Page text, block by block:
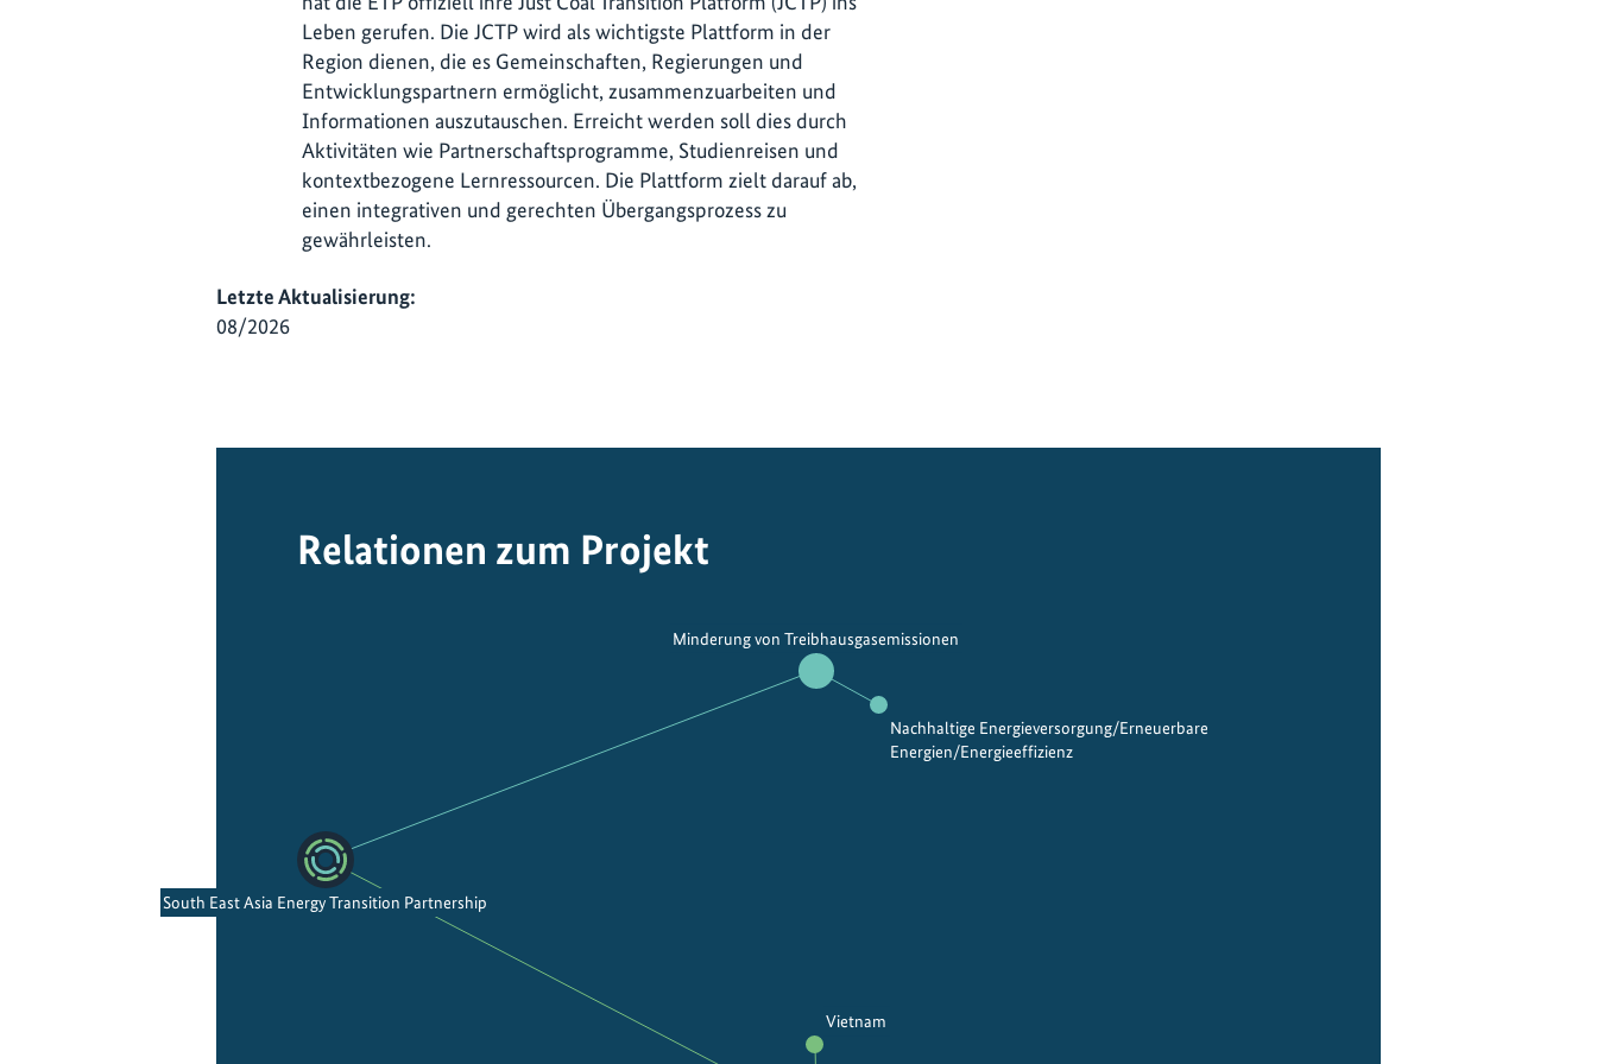
Leben gerufen. Die JCTP wird als wichtigste Plattform in der
Region dienen, die es Gemeinschaften, Regierungen und
Entwicklungspartnern ermöglicht, zusammenzuarbeiten und
Informationen auszutauschen. Erreicht werden soll dies durch
Aktivitäten wie Partnerschaftsprogramme, Studienreisen und
kontextbezogene Lernressourcen. Die Plattform zielt darauf ab,
einen integrativen und gerechten Übergangsprozess zu
gewährleisten.
Letzte Aktualisierung:
08/2026
Relationen zum Projekt
Minderung von Treibhausgasemissionen
Nachhaltige Energieversorgung/Erneuerbare
Energien/Energieeffizienz
South East Asia Energy Transition Partnership
Vietnam